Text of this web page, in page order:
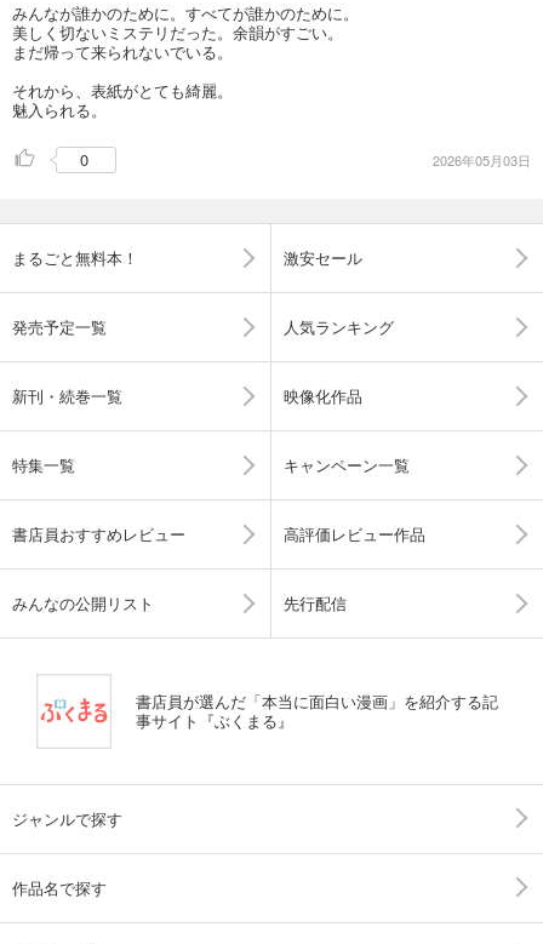
みんなが誰かのために。すべてが誰かのために。
美しく切ないミステリだった。余韻がすごい。
まだ帰って来られないでいる。
それから、表紙がとても綺麗。
魅入られる。
0 2026年05月03日
まるごと無料本！ 激安セール
発売予定一覧 人気ランキング
新刊・続巻一覧 映像化作品
特集一覧 キャンペーン一覧
書店員おすすめレビュー 高評価レビュー作品
みんなの公開リスト 先行配信
書店員が選んだ「本当に面白い漫画」を紹介する記
事サイト『ぶくまる』
ジャンルで探す
作品名で探す